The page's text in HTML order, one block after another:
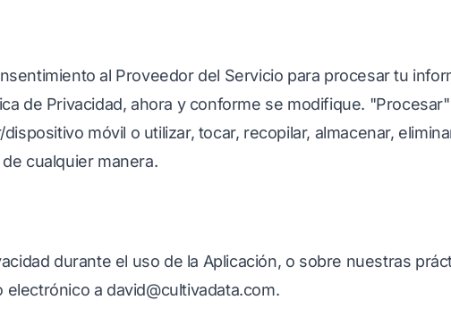
al Proveedor del Servicio para procesar tu
de Privacidad, ahora y conforme se modifique.
móvil o utilizar, tocar, recopilar, almacenar,
cualquier manera.
durante el uso de la Aplicación, o sobre nuestras
a david@cultivadata.com.